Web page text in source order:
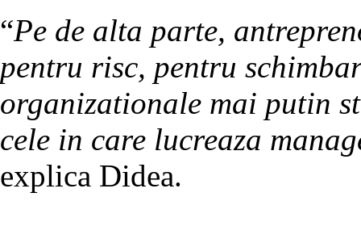
“Pe de alta parte,
pentru risc, pentru
organizationale mai putin
cele in care lucreaza
explica Didea.